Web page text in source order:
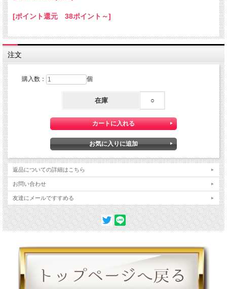
[ポイント還元 38ポイント～]
注文
購入数： 個
在庫 ○
返品についての詳細はこちら
お問い合わせ
友達にメールですすめる